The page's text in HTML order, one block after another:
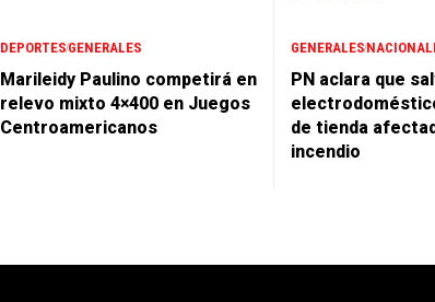
DEPORTESGENERALES
Marileidy Paulino competirá en
relevo mixto 4×400 en Juegos
Centroamericanos
GENERALES
PN aclara que
de tienda
incendio